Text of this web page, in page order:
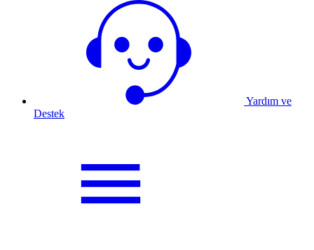
Yardım ve
Destek